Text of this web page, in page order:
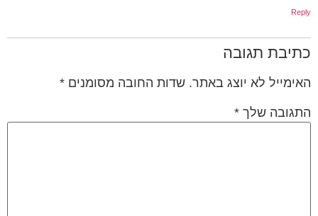
Reply
כתיבת תגובה
האימייל לא יוצג באתר. שדות החובה מסומנים *
התגובה שלך *